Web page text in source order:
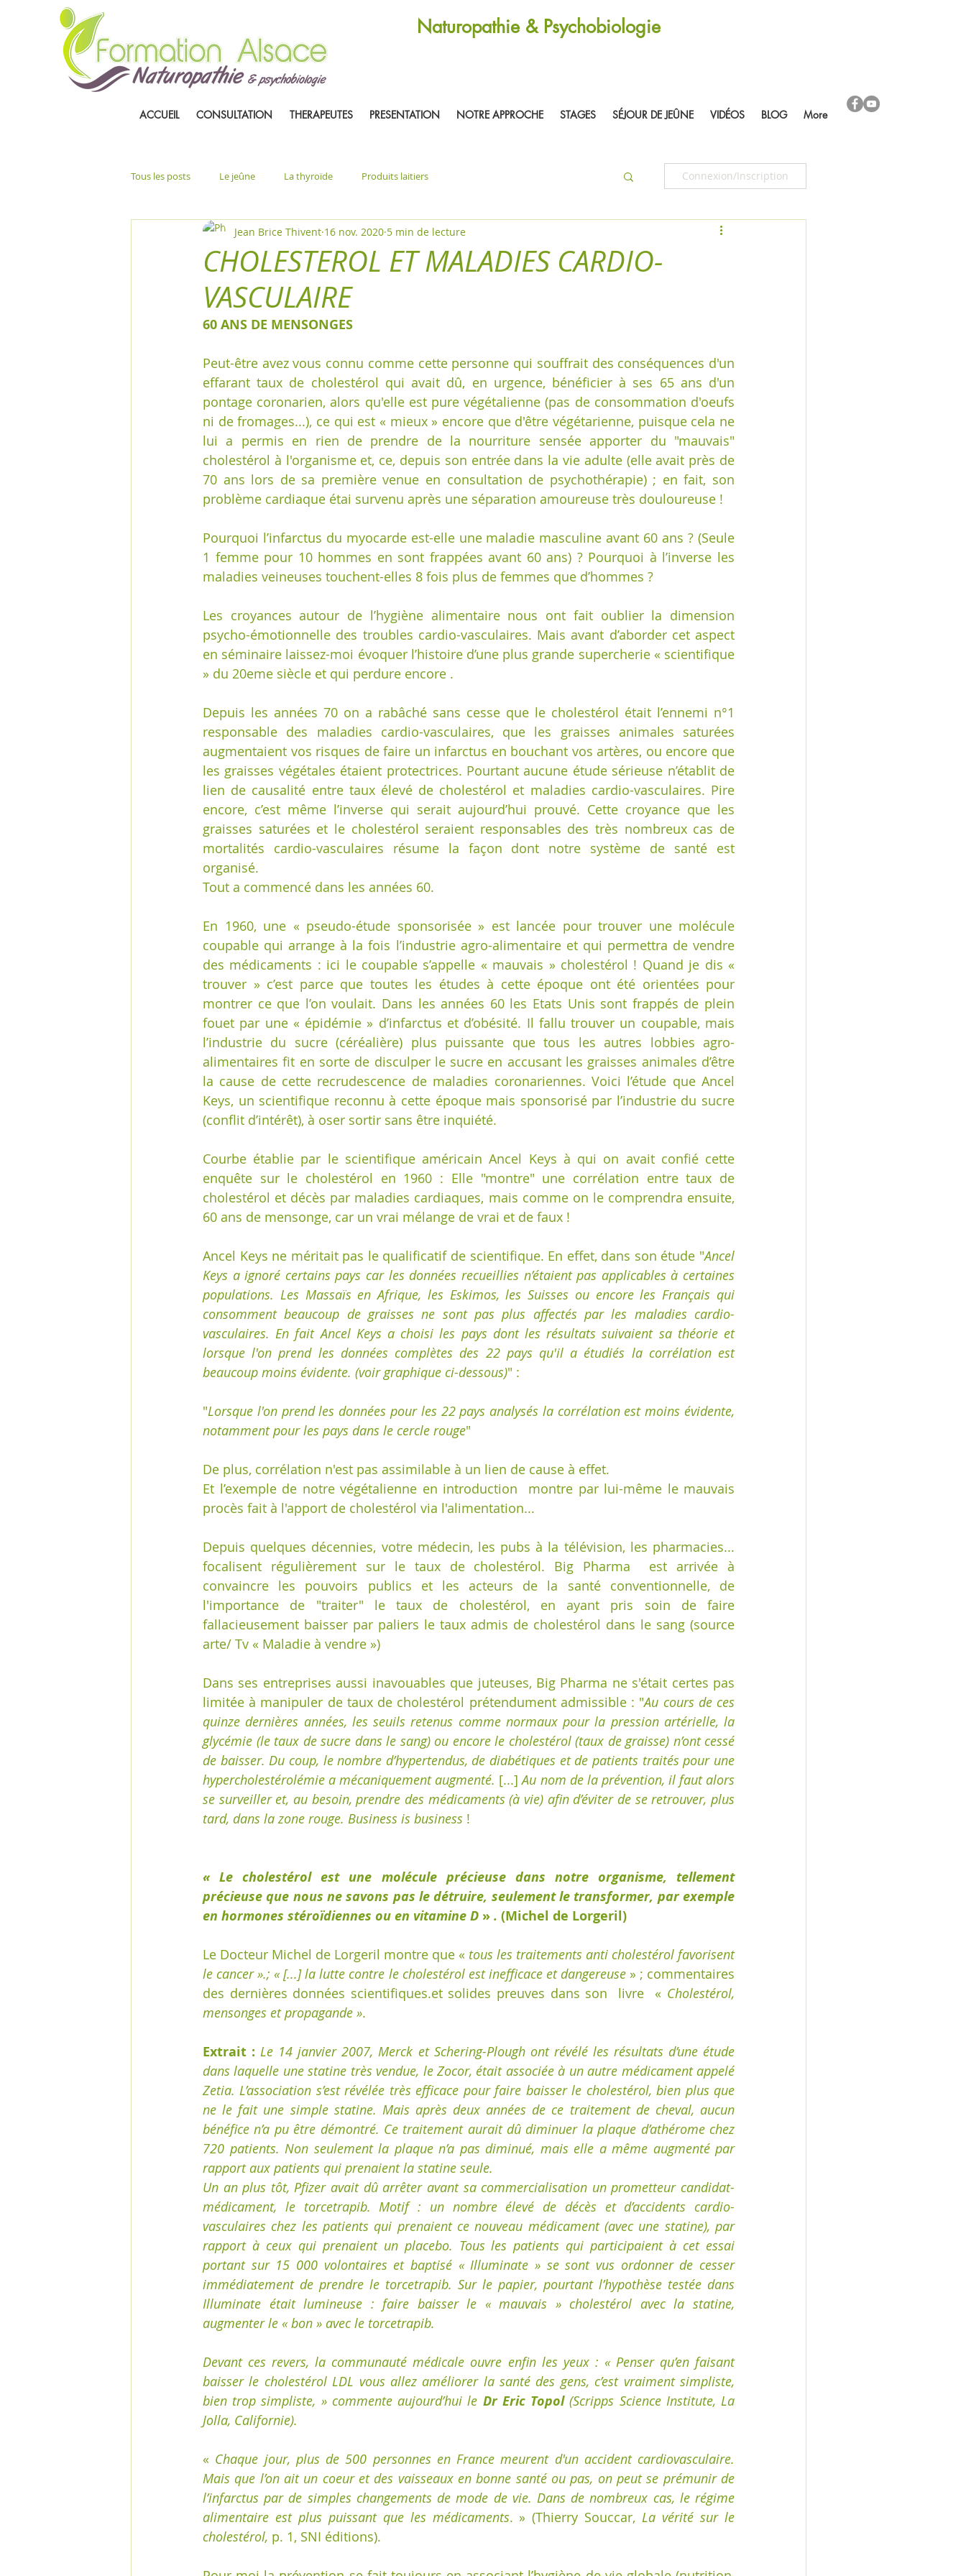
Naturopathie & Psychobiologie
ACCUEIL CONSULTATION THERAPEUTES PRESENTATION NOTRE APPROCHE STAGES SÉJOUR DE JEÛNE VIDÉOS BLOG More
Tous les posts Le jeûne La thyroïde Produits laitiers Connexion/Inscription
CHOLESTEROL ET MALADIES CARDIO-
VASCULAIRE
Jean Brice Thivent 16 nov. 2020 5 min de lecture
60 ANS DE MENSONGES
Peut-être avez vous connu comme cette personne qui souffrait des conséquences d'un
effarant taux de cholestérol qui avait dû, en urgence, bénéficier à ses 65 ans d'un
pontage coronarien, alors qu'elle est pure végétalienne (pas de consommation d'oeufs
ni de fromages...), ce qui est « mieux » encore que d'être végétarienne, puisque cela ne
lui a permis en rien de prendre de la nourriture sensée apporter du "mauvais"
cholestérol à l'organisme et, ce, depuis son entrée dans la vie adulte (elle avait près de
70 ans lors de sa première venue en consultation de psychothérapie) ; en fait, son
problème cardiaque étai survenu après une séparation amoureuse très douloureuse !
Pourquoi l’infarctus du myocarde est-elle une maladie masculine avant 60 ans ? (Seule
1 femme pour 10 hommes en sont frappées avant 60 ans) ? Pourquoi à l’inverse les
maladies veineuses touchent-elles 8 fois plus de femmes que d’hommes ?
Les croyances autour de l’hygiène alimentaire nous ont fait oublier la dimension
psycho-émotionnelle des troubles cardio-vasculaires. Mais avant d’aborder cet aspect
en séminaire laissez-moi évoquer l’histoire d’une plus grande supercherie « scientifique
» du 20eme siècle et qui perdure encore .
Depuis les années 70 on a rabâché sans cesse que le cholestérol était l’ennemi n°1
responsable des maladies cardio-vasculaires, que les graisses animales saturées
augmentaient vos risques de faire un infarctus en bouchant vos artères, ou encore que
les graisses végétales étaient protectrices. Pourtant aucune étude sérieuse n’établit de
lien de causalité entre taux élevé de cholestérol et maladies cardio-vasculaires. Pire
encore, c’est même l’inverse qui serait aujourd’hui prouvé. Cette croyance que les
graisses saturées et le cholestérol seraient responsables des très nombreux cas de
mortalités cardio-vasculaires résume la façon dont notre système de santé est
organisé.
Tout a commencé dans les années 60.
En 1960, une « pseudo-étude sponsorisée » est lancée pour trouver une molécule
coupable qui arrange à la fois l’industrie agro-alimentaire et qui permettra de vendre
des médicaments : ici le coupable s’appelle « mauvais » cholestérol ! Quand je dis «
trouver » c’est parce que toutes les études à cette époque ont été orientées pour
montrer ce que l’on voulait. Dans les années 60 les Etats Unis sont frappés de plein
fouet par une « épidémie » d’infarctus et d’obésité. Il fallu trouver un coupable, mais
l’industrie du sucre (céréalière) plus puissante que tous les autres lobbies agro-
alimentaires fit en sorte de disculper le sucre en accusant les graisses animales d’être
la cause de cette recrudescence de maladies coronariennes. Voici l’étude que Ancel
Keys, un scientifique reconnu à cette époque mais sponsorisé par l’industrie du sucre
(conflit d’intérêt), à oser sortir sans être inquiété.
Courbe établie par le scientifique américain Ancel Keys à qui on avait confié cette
enquête sur le cholestérol en 1960 : Elle "montre" une corrélation entre taux de
cholestérol et décès par maladies cardiaques, mais comme on le comprendra ensuite,
60 ans de mensonge, car un vrai mélange de vrai et de faux !
Ancel Keys ne méritait pas le qualificatif de scientifique. En effet, dans son étude "Ancel
Keys a ignoré certains pays car les données recueillies n’étaient pas applicables à certaines
populations. Les Massaïs en Afrique, les Eskimos, les Suisses ou encore les Français qui
consomment beaucoup de graisses ne sont pas plus affectés par les maladies cardio-
vasculaires. En fait Ancel Keys a choisi les pays dont les résultats suivaient sa théorie et
lorsque l'on prend les données complètes des 22 pays qu'il a étudiés la corrélation est
beaucoup moins évidente. (voir graphique ci-dessous)" :
"Lorsque l'on prend les données pour les 22 pays analysés la corrélation est moins évidente,
notamment pour les pays dans le cercle rouge"
De plus, corrélation n'est pas assimilable à un lien de cause à effet.
Et l’exemple de notre végétalienne en introduction  montre par lui-même le mauvais
procès fait à l'apport de cholestérol via l'alimentation...
Depuis quelques décennies, votre médecin, les pubs à la télévision, les pharmacies...
focalisent régulièrement sur le taux de cholestérol. Big Pharma  est arrivée à
convaincre les pouvoirs publics et les acteurs de la santé conventionnelle, de
l'importance de "traiter" le taux de cholestérol, en ayant pris soin de faire
fallacieusement baisser par paliers le taux admis de cholestérol dans le sang (source
arte/ Tv « Maladie à vendre »)
Dans ses entreprises aussi inavouables que juteuses, Big Pharma ne s'était certes pas
limitée à manipuler de taux de cholestérol prétendument admissible : "Au cours de ces
quinze dernières années, les seuils retenus comme normaux pour la pression artérielle, la
glycémie (le taux de sucre dans le sang) ou encore le cholestérol (taux de graisse) n’ont cessé
de baisser. Du coup, le nombre d’hypertendus, de diabétiques et de patients traités pour une
hypercholestérolémie a mécaniquement augmenté. [...] Au nom de la prévention, il faut alors
se surveiller et, au besoin, prendre des médicaments (à vie) afin d’éviter de se retrouver, plus
tard, dans la zone rouge. Business is business !
« Le cholestérol est une molécule précieuse dans notre organisme, tellement
précieuse que nous ne savons pas le détruire, seulement le transformer, par exemple
en hormones stéroïdiennes ou en vitamine D » . (Michel de Lorgeril)
Le Docteur Michel de Lorgeril montre que « tous les traitements anti cholestérol favorisent
le cancer ».; « [...] la lutte contre le cholestérol est inefficace et dangereuse » ; commentaires
des dernières données scientifiques.et solides preuves dans son  livre  « Cholestérol,
mensonges et propagande ».
Extrait : Le 14 janvier 2007, Merck et Schering-Plough ont révélé les résultats d’une étude
dans laquelle une statine très vendue, le Zocor, était associée à un autre médicament appelé
Zetia. L’association s’est révélée très efficace pour faire baisser le cholestérol, bien plus que
ne le fait une simple statine. Mais après deux années de ce traitement de cheval, aucun
bénéfice n’a pu être démontré. Ce traitement aurait dû diminuer la plaque d’athérome chez
720 patients. Non seulement la plaque n’a pas diminué, mais elle a même augmenté par
rapport aux patients qui prenaient la statine seule.
Un an plus tôt, Pfizer avait dû arrêter avant sa commercialisation un prometteur candidat-
médicament, le torcetrapib. Motif : un nombre élevé de décès et d’accidents cardio-
vasculaires chez les patients qui prenaient ce nouveau médicament (avec une statine), par
rapport à ceux qui prenaient un placebo. Tous les patients qui participaient à cet essai
portant sur 15 000 volontaires et baptisé « Illuminate » se sont vus ordonner de cesser
immédiatement de prendre le torcetrapib. Sur le papier, pourtant l’hypothèse testée dans
Illuminate était lumineuse : faire baisser le « mauvais » cholestérol avec la statine,
augmenter le « bon » avec le torcetrapib.
Devant ces revers, la communauté médicale ouvre enfin les yeux : « Penser qu’en faisant
baisser le cholestérol LDL vous allez améliorer la santé des gens, c’est vraiment simpliste,
bien trop simpliste, » commente aujourd’hui le Dr Eric Topol (Scripps Science Institute, La
Jolla, Californie).
« Chaque jour, plus de 500 personnes en France meurent d'un accident cardiovasculaire.
Mais que l’on ait un coeur et des vaisseaux en bonne santé ou pas, on peut se prémunir de
l’infarctus par de simples changements de mode de vie. Dans de nombreux cas, le régime
alimentaire est plus puissant que les médicaments. » (Thierry Souccar, La vérité sur le
cholestérol, p. 1, SNI éditions).